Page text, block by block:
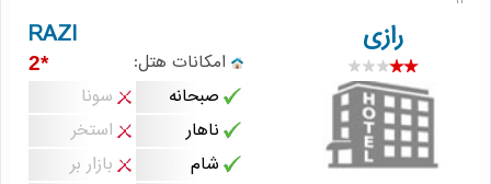
رازی RAZI
امکانات هتل: *2
صبحانه
سونا
ناهار
استخر
شام
بازار بر